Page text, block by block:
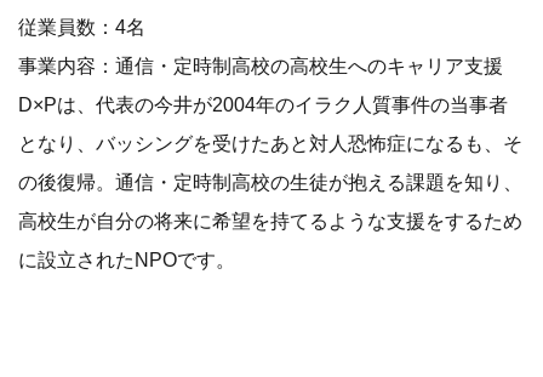
従業員数：4名
事業内容：通信・定時制高校の高校生へのキャリア支援
D×Pは、代表の今井が2004年のイラク人質事件の当事者
となり、バッシングを受けたあと対人恐怖症になるも、そ
の後復帰。通信・定時制高校の生徒が抱える課題を知り、
高校生が自分の将来に希望を持てるような支援をするため
に設立されたNPOです。